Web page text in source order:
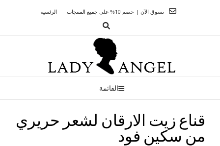
الرئسية تسوق الآن | خصم 10% على جميع المنتجات
القائمة
قناع زيت الارقان لشعر حريري
من سكين فود